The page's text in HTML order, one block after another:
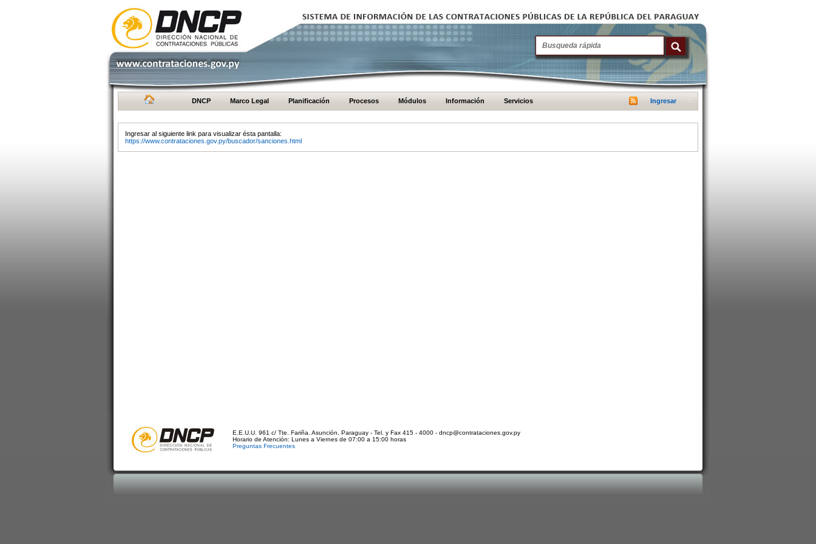
DNCP Marco Legal Planificación Procesos Módulos Información Servicios Ingresar
Ingresar al siguiente link para visualizar ésta pantalla:
https://www.contrataciones.gov.py/buscador/sanciones.html
E.E.U.U. 961 c/ Tte. Fariña. Asunción, Paraguay - Tel. y Fax 415 - 4000 - dncp@contrataciones.gov.py
Horario de Atención: Lunes a Viernes de 07:00 a 15:00 horas
Preguntas Frecuentes